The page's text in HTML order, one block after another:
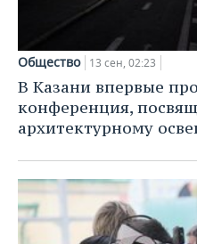
Общество 13 сен, 02:23
В Казани впервые
конференция,
архитектурному